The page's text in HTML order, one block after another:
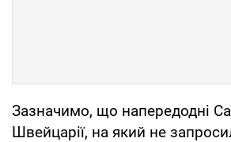
Зазначимо, що напередодні
Швейцарії, на який не